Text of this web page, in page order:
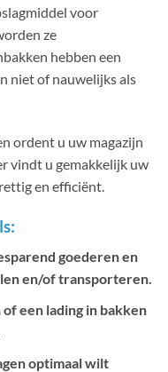
voor
ze
hebben een
niet of nauwelijks als
ordent u uw magazijn
vindt u gemakkelijk uw
en efficiënt.
goederen en
en/of transporteren.
een lading in bakken
optimaal wilt